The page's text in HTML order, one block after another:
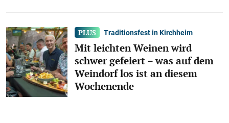
Traditionsfest in Kirchheim
Mit leichten Weinen wird
schwer gefeiert – was auf dem
Weindorf los ist an diesem
Wochenende